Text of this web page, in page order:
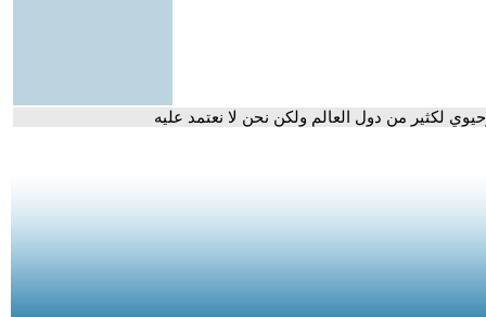
لكثير من دول العالم ولكن نحن لا نعتمد عليه